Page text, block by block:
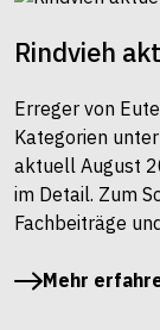
Rindvieh
Erreger von
Kategorien
aktuell August
im Detail. Zum
Fachbeiträge
Mehr